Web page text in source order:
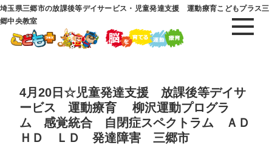
埼玉県三郷市の放課後等デイサービス・児童発達支援 運動療育こどもプラス三
郷中央教室
4月20日☆児童発達支援 放課後等デイサ
ービス 運動療育 柳沢運動プログラ
ム 感覚統合 自閉症スペクトラム ＡＤ
ＨＤ ＬＤ 発達障害 三郷市